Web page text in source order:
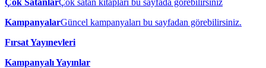
Çok SatanlarÇok satan kitapları bu sayfada görebilirsiniz
KampanyalarGüncel kampanyaları bu sayfadan görebilirsiniz.
Fırsat Yayınevleri
Kampanyalı Yayınlar